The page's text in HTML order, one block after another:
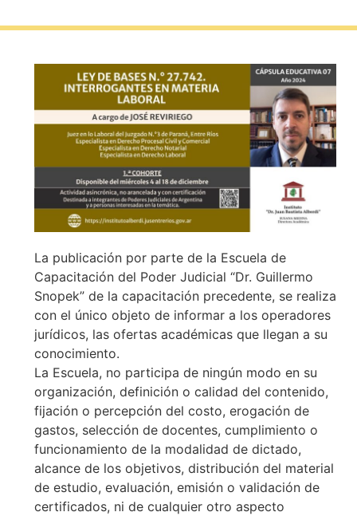
La publicación por parte de la Escuela de
Capacitación del Poder Judicial “Dr. Guillermo
Snopek” de la capacitación precedente, se realiza
con el único objeto de informar a los operadores
jurídicos, las ofertas académicas que llegan a su
conocimiento.
La Escuela, no participa de ningún modo en su
organización, definición o calidad del contenido,
fijación o percepción del costo, erogación de
gastos, selección de docentes, cumplimiento o
funcionamiento de la modalidad de dictado,
alcance de los objetivos, distribución del material
de estudio, evaluación, emisión o validación de
certificados, ni de cualquier otro aspecto